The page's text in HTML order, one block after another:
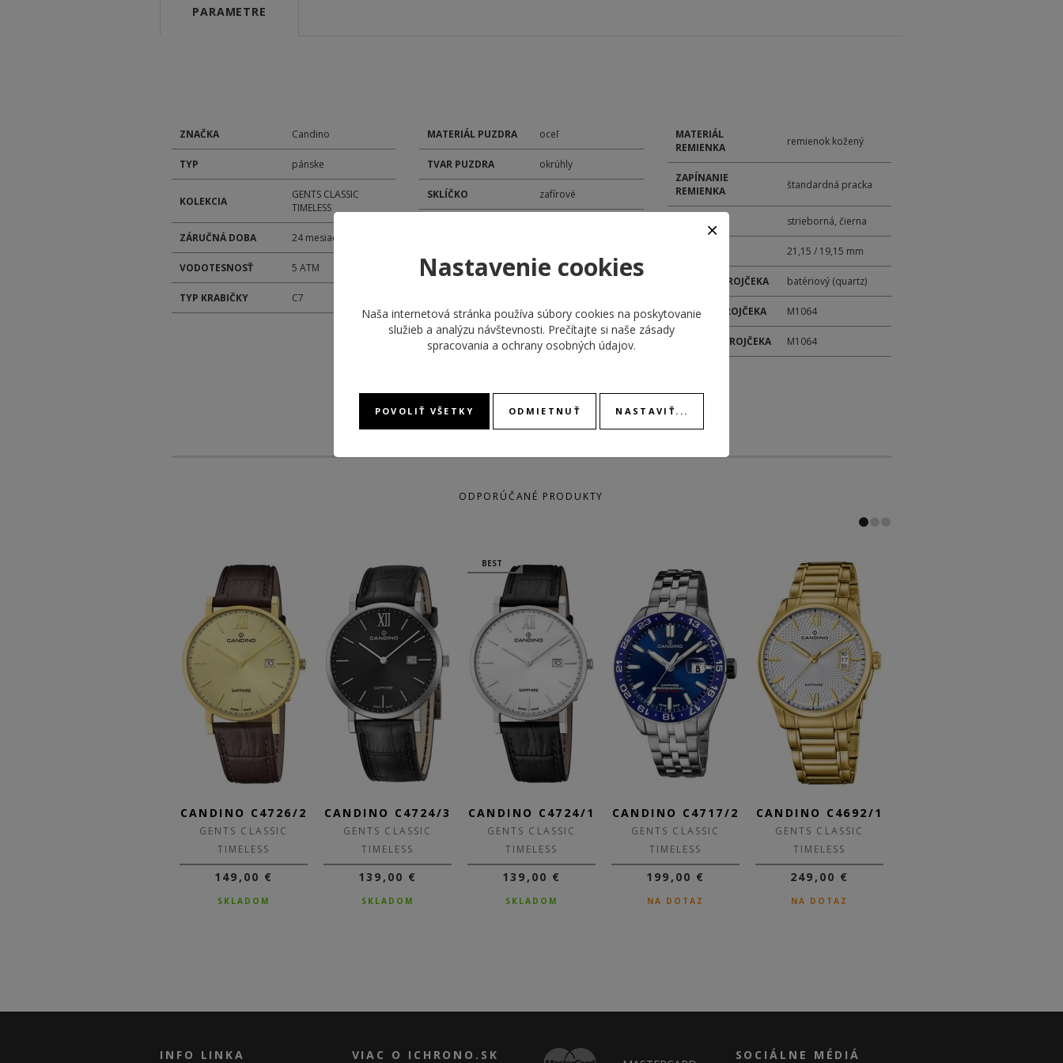
PARAMETRE
ZNAČKA Candino
TYP pánske
KOLEKCIA
GENTS CLASSIC
TIMELESS
ZÁRUČNÁ DOBA 24 mesiacov
VODOTESNOSŤ 5 ATM
TYP KRABIČKY C7
MATERIÁL PUZDRA oceľ
TVAR PUZDRA okrúhly
SKLÍČKO zafírové
MATERIÁL
REMIENKA
remienok kožený
ZAPÍNANIE
REMIENKA
štandardná pracka
strieborná, čierna
21,15 / 19,15 mm
POHON STROJČEKA batériový (quartz)
MODEL STROJČEKA M1064
KALIBER STROJČEKA M1064
ODPORÚČANÉ PRODUKTY
CANDINO C4726/2
GENTS CLASSIC
TIMELESS
149,00 €
SKLADOM
CANDINO C4724/3
GENTS CLASSIC
TIMELESS
139,00 €
SKLADOM
BEST
CANDINO C4724/1
GENTS CLASSIC
TIMELESS
139,00 €
SKLADOM
CANDINO C4717/2
GENTS CLASSIC
TIMELESS
199,00 €
NA DOTAZ
CANDINO C4692/1
GENTS CLASSIC
TIMELESS
249,00 €
NA DOTAZ
INFO LINKA VIAC O ICHRONO.SK SOCIÁLNE MÉDIÁ
Nastavenie cookies
Naša internetová stránka používa súbory cookies na poskytovanie
služieb a analýzu návštevnosti. Prečítajte si naše zásady
spracovania a ochrany osobných údajov.
POVOLIŤ VŠETKY ODMIETNUŤ NASTAVIŤ...